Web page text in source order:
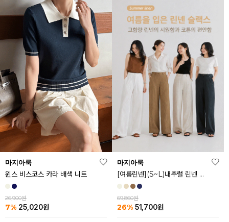
마지아룩
윈스 비스코스 카라 배색 니트
26,900원
7% 25,020원
마지아룩
[여름린넨](S~L)내추럴 린넨 와이드 밴딩 팬츠
69,860원
26% 51,700원